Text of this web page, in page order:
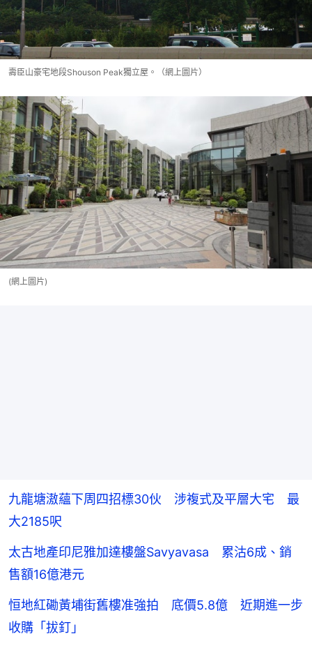
壽臣山豪宅地段Shouson Peak獨立屋。（網上圖片）
(網上圖片)
九龍塘滶蘊下周四招標30伙 涉複式及平層大宅 最
大2185呎
太古地產印尼雅加達樓盤Savyavasa 累沽6成、銷
售額16億港元
恒地紅磡黃埔街舊樓准強拍 底價5.8億 近期進一步
收購「拔釘」